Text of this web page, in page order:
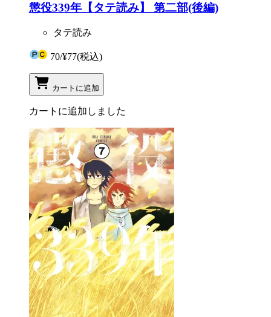
懲役339年【タテ読み】 第二部(後編)
タテ読み
70/¥77(税込)
カートに追加
カートに追加しました